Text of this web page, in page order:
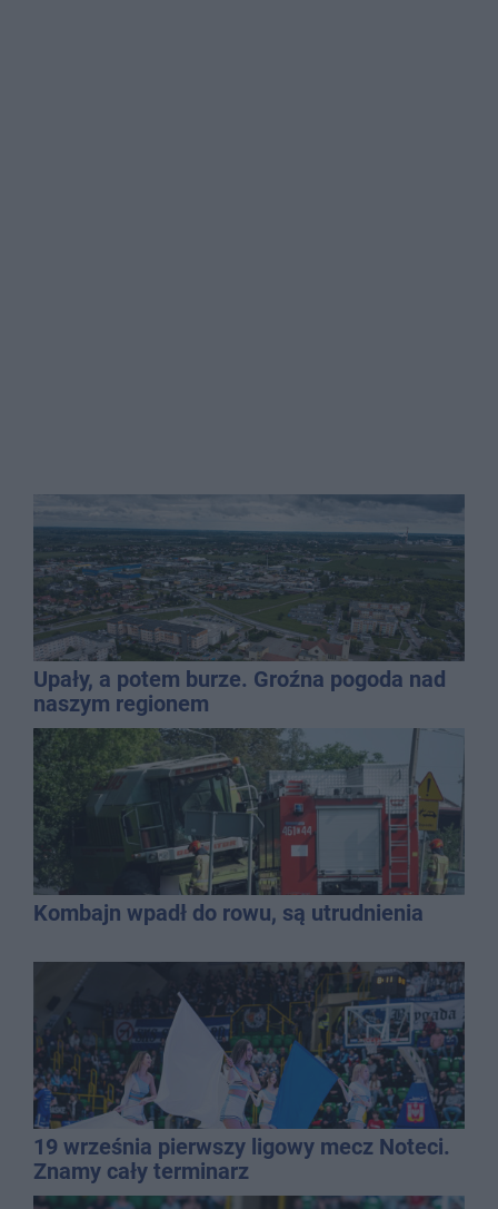
Upały, a potem burze. Groźna pogoda nad
naszym regionem
Kombajn wpadł do rowu, są utrudnienia
19 września pierwszy ligowy mecz Noteci.
Znamy cały terminarz